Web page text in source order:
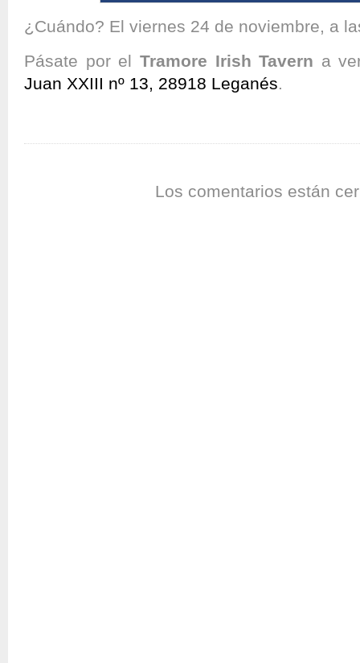
¿Cuándo? El viernes 24 de noviembre, a
Pásate por el Tramore Irish Tavern a
Juan XXIII nº 13, 28918 Leganés
Los comentarios están